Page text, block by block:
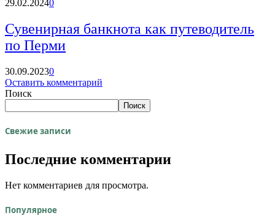
29.02.20240
Сувенирная банкнота как путеводитель
по Перми
30.09.20230
Оставить комментарий
Поиск
Поиск
Свежие записи
Последние комментарии
Нет комментариев для просмотра.
Популярное